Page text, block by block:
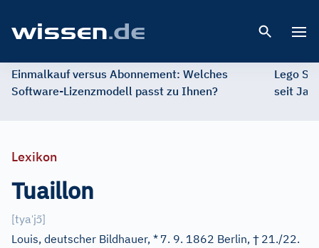
Einmalkauf versus Abonnement: Welches
Software-Lizenzmodell passt zu Ihnen?
Lego
seit
Lexikon
Tuaillon
[tyaˈjɔ̃]
Louis, deutscher Bildhauer, * 7. 9. 1862 Berlin, † 21./22.